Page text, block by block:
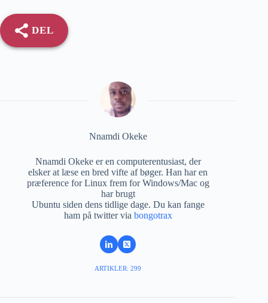
DEL
Nnamdi Okeke
Nnamdi Okeke er en computerentusiast, der
elsker at læse en bred vifte af bøger. Han har en
præference for Linux frem for Windows/Mac og
har brugt
Ubuntu siden dens tidlige dage. Du kan fange
ham på twitter via bongotrax
ARTIKLER: 299